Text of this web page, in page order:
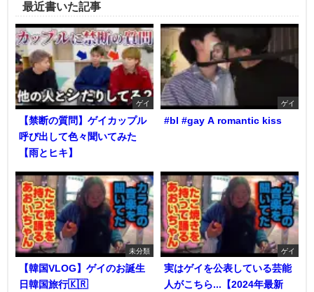
最近書いた記事
ゲイ
【禁断の質問】ゲイカップル
呼び出して色々聞いてみた
【雨とヒキ】
ゲイ
#bl #gay A romantic kiss
未分類
【韓国VLOG】ゲイのお誕生
日韓国旅行🇰🇷
ゲイ
実はゲイを公表している芸能
人がこちら...【2024年最新